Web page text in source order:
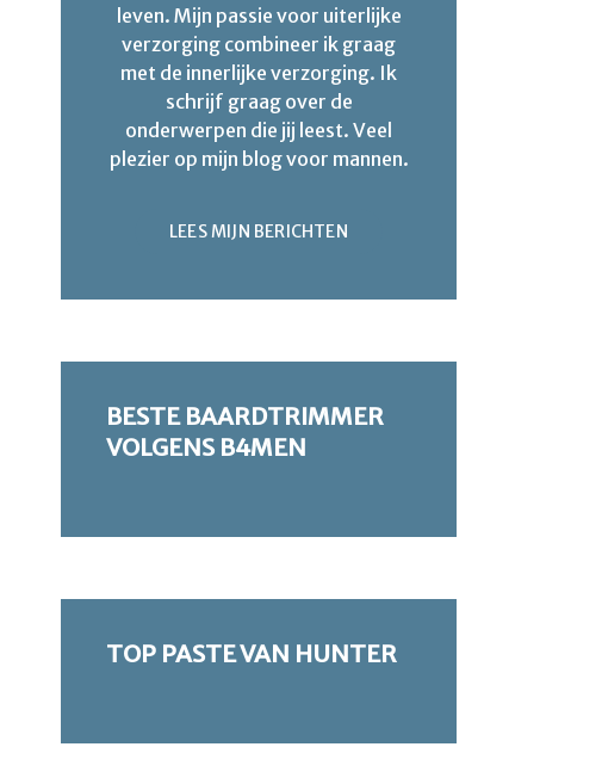
leven. Mijn passie voor uiterlijke
verzorging combineer ik graag
met de innerlijke verzorging. Ik
schrijf graag over de
onderwerpen die jij leest. Veel
plezier op mijn blog voor mannen.
LEES MIJN BERICHTEN
BESTE BAARDTRIMMER
VOLGENS B4MEN
TOP PASTE VAN HUNTER